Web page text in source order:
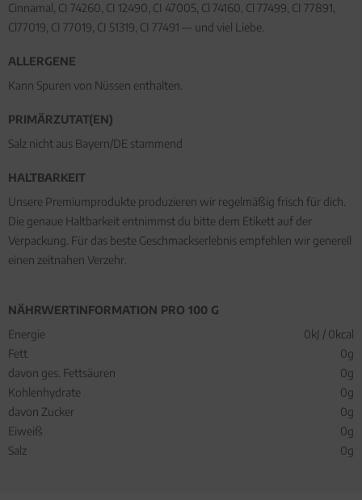
Cinnamal, CI 74260, CI 12490, CI 47005, Cl 74160, Cl 77499, CI 77891,
Cl77019, CI 77019, CI 51319, CI 77491 — und viel Liebe.
ALLERGENE
Kann Spuren von Nüssen enthalten.
PRIMÄRZUTAT(EN)
Salz nicht aus Bayern/DE stammend
HALTBARKEIT
Unsere Premiumprodukte produzieren wir regelmäßig frisch für dich.
Die genaue Haltbarkeit entnimmst du bitte dem Etikett auf der
Verpackung. Für das beste Geschmackserlebnis empfehlen wir generell
einen zeitnahen Verzehr.
NÄHRWERTINFORMATION PRO 100 G
Energie
0kJ / 0kcal
Fett
0g
davon ges. Fettsäuren
0g
Kohlenhydrate
0g
davon Zucker
0g
Eiweiß
0g
Salz
0g